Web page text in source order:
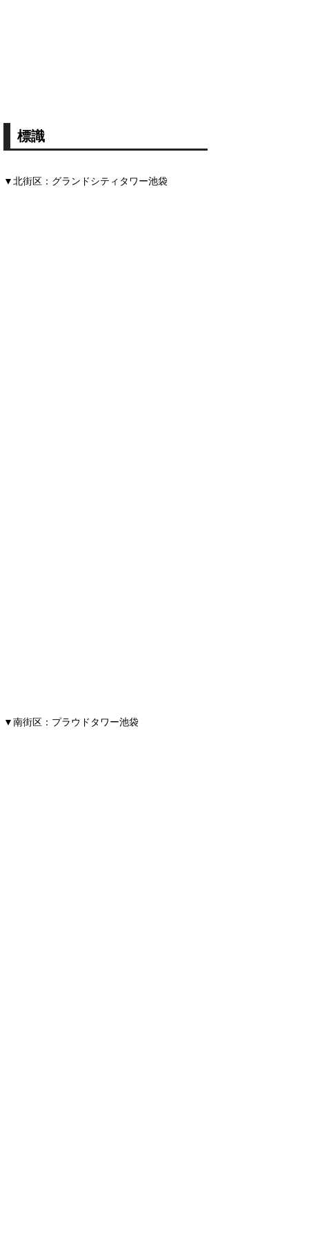
標識
▼北街区：グランドシティタワー池袋
▼南街区：プラウドタワー池袋